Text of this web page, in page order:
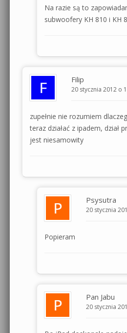
Na razie są to
subwoofery KH 810 i KH
Filip
20 stycznia 2012 o
zupełnie nie rozumiem
teraz działać z ipadem, dział
jest niesamowity
Psysutra
20 stycznia
Popieram
Pan Jabu
20 stycznia